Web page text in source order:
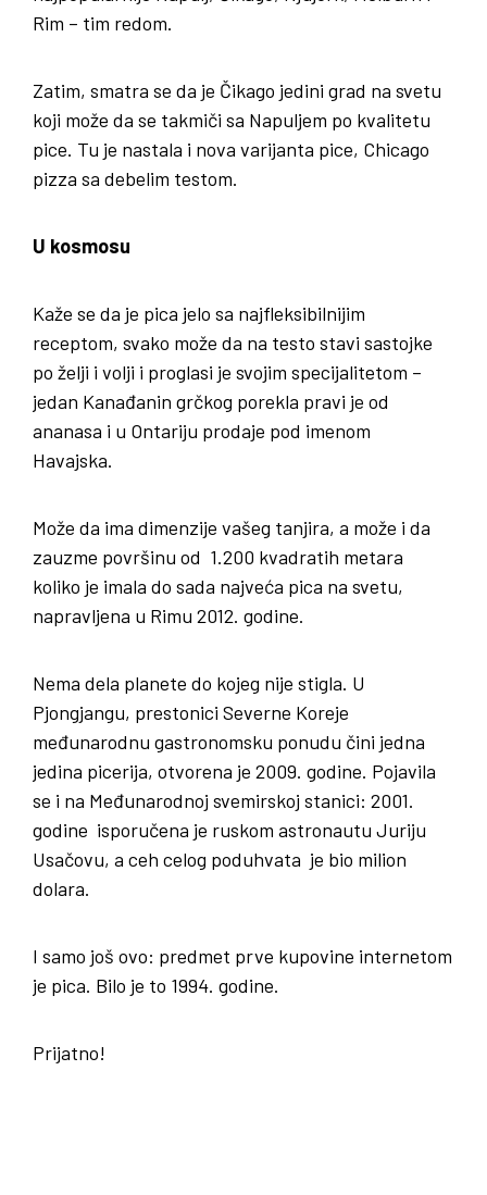
Rim – tim redom.
Zatim, smatra se da je Čikago jedini grad na svetu
koji može da se takmiči sa Napuljem po kvalitetu
pice. Tu je nastala i nova varijanta pice, Chicago
pizza sa debelim testom.
U kosmosu
Kaže se da je pica jelo sa najfleksibilnijim
receptom, svako može da na testo stavi sastojke
po želji i volji i proglasi je svojim specijalitetom –
jedan Kanađanin grčkog porekla pravi je od
ananasa i u Ontariju prodaje pod imenom
Havajska.
Može da ima dimenzije vašeg tanjira, a može i da
zauzme površinu od 1.200 kvadratih metara
koliko je imala do sada najveća pica na svetu,
napravljena u Rimu 2012. godine.
Nema dela planete do kojeg nije stigla. U
Pjongjangu, prestonici Severne Koreje
međunarodnu gastronomsku ponudu čini jedna
jedina picerija, otvorena je 2009. godine. Pojavila
se i na Međunarodnoj svemirskoj stanici: 2001.
godine isporučena je ruskom astronautu Juriju
Usačovu, a ceh celog poduhvata je bio milion
dolara.
I samo još ovo: predmet prve kupovine internetom
je pica. Bilo je to 1994. godine.
Prijatno!